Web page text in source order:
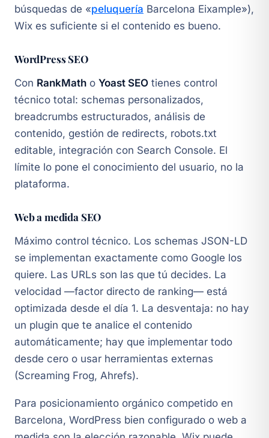
búsquedas de «peluquería Barcelona Eixample»),
Wix es suficiente si el contenido es bueno.
WordPress SEO
Con RankMath o Yoast SEO tienes control
técnico total: schemas personalizados,
breadcrumbs estructurados, análisis de
contenido, gestión de redirects, robots.txt
editable, integración con Search Console. El
límite lo pone el conocimiento del usuario, no la
plataforma.
Web a medida SEO
Máximo control técnico. Los schemas JSON-LD
se implementan exactamente como Google los
quiere. Las URLs son las que tú decides. La
velocidad —factor directo de ranking— está
optimizada desde el día 1. La desventaja: no hay
un plugin que te analice el contenido
automáticamente; hay que implementar todo
desde cero o usar herramientas externas
(Screaming Frog, Ahrefs).
Para posicionamiento orgánico competido en
Barcelona, WordPress bien configurado o web a